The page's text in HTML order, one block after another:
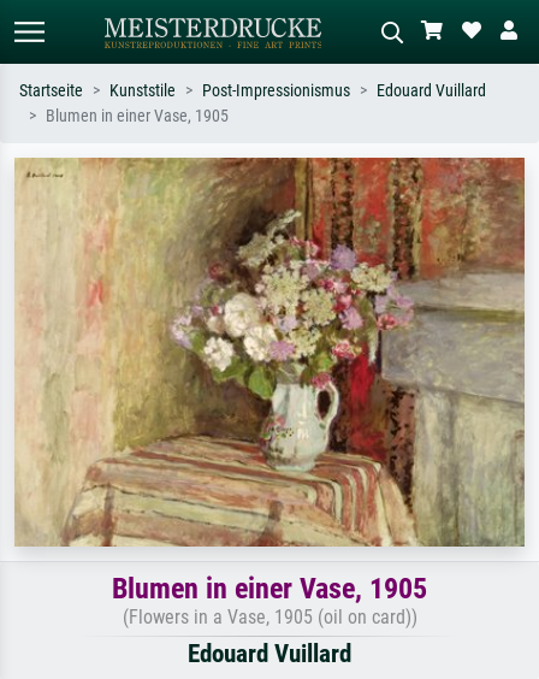
Suchen Sie nach Künstlern, Werktiteln
oder Stilen – z.B. Monet,
Sternennacht, Impressionismus, Welle
Hokusai, Akt.
Beschreiben Sie die Szene – z.B. Grüne
Wiese, Abstrakt mit viel Rot, Dunkles
Ölgemälde, Stehender Akt neben einem
Baum.
Startseite Kunststile Post-Impressionismus
Edouard Vuillard
Blumen in einer Vase, 1905
Blumen in einer Vase, 1905
(Flowers in a Vase, 1905 (oil on card))
Edouard Vuillard